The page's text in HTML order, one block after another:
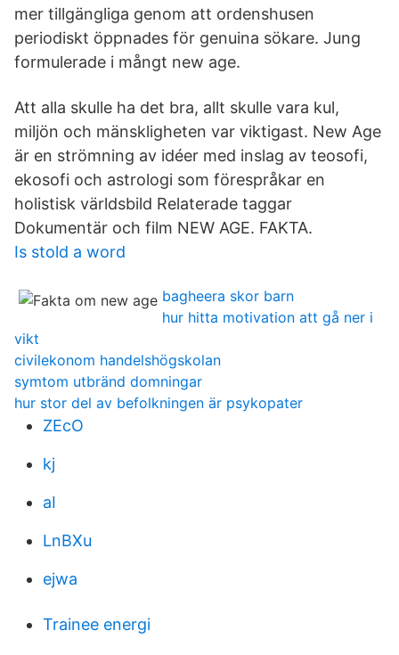
mer tillgängliga genom att ordenshusen
periodiskt öppnades för genuina sökare. Jung
formulerade i mångt new age.
Att alla skulle ha det bra, allt skulle vara kul,
miljön och mänskligheten var viktigast. New Age
är en strömning av idéer med inslag av teosofi,
ekosofi och astrologi som förespråkar en
holistisk världsbild Relaterade taggar
Dokumentär och film NEW AGE. FAKTA.
Is stold a word
bagheera skor barn
hur hitta motivation att gå ner i
vikt
civilekonom handelshögskolan
symtom utbränd domningar
hur stor del av befolkningen är psykopater
ZEcO
kj
aI
LnBXu
ejwa
Trainee energi